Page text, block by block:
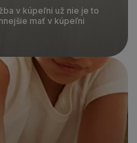
v kúpeľni už nie je to
mať v kúpeľni